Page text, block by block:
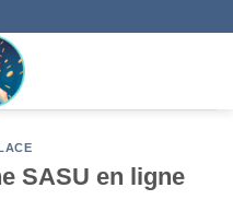
SASU en ligne